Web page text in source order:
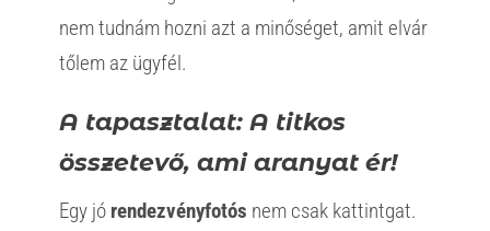
nem tudnám hozni azt a minőséget, amit elvár
tőlem az ügyfél.
A tapasztalat: A titkos
összetevő, ami aranyat ér!
Egy jó rendezvényfotós nem csak kattintgat.